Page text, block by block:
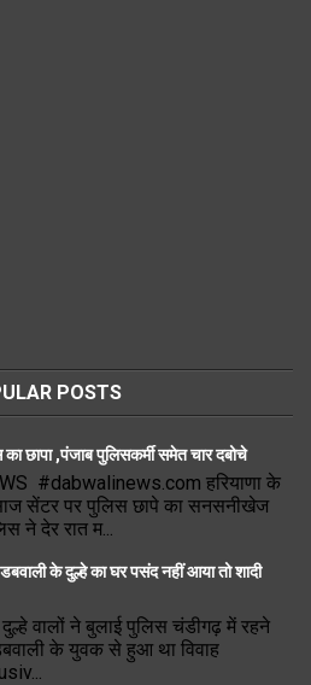
POSTS
छापा ,पंजाब पुलिसकर्मी समेत चार दबोचे
#dabwalinews.com हरियाणा के
सेंटर पर पुलिस छापे का सनसनीखेज
ने देर रात म...
के दुल्हे का घर पसंद नहीं आया तो शादी
वालों ने बुलाई पुलिस चंडीगढ़ में रहने
के युवक से हुआ था विवाह